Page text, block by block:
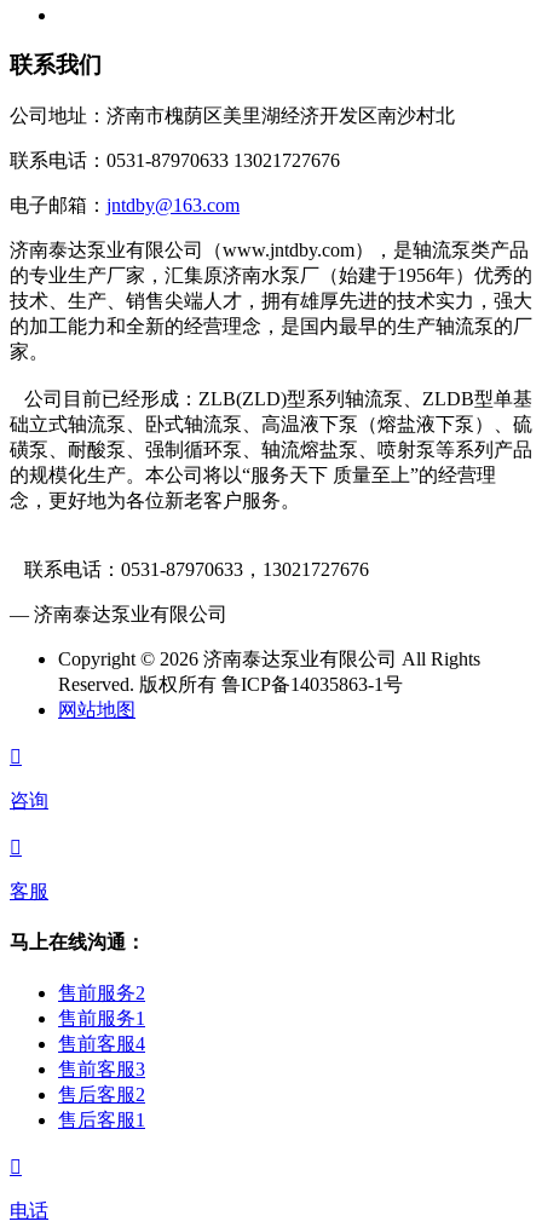
联系我们
公司地址：济南市槐荫区美里湖经济开发区南沙村北
联系电话：0531-87970633 13021727676
电子邮箱： jntdby@163.com
济南泰达泵业有限公司（www.jntdby.com），是轴流泵类产品
的专业生产厂家，汇集原济南水泵厂（始建于1956年）优秀的
技术、生产、销售尖端人才，拥有雄厚先进的技术实力，强大
的加工能力和全新的经营理念，是国内最早的生产轴流泵的厂
家。
公司目前已经形成：ZLB(ZLD)型系列轴流泵、ZLDB型单基
础立式轴流泵、卧式轴流泵、高温液下泵（熔盐液下泵）、硫
磺泵、耐酸泵、强制循环泵、轴流熔盐泵、喷射泵等系列产品
的规模化生产。本公司将以“服务天下 质量至上”的经营理
念，更好地为各位新老客户服务。
联系电话：0531-87970633，13021727676
— 济南泰达泵业有限公司
Copyright © 2026 济南泰达泵业有限公司 All Rights
Reserved. 版权所有 鲁ICP备14035863-1号
网站地图

咨询

客服
马上在线沟通：
售前服务2
售前服务1
售前客服4
售前客服3
售后客服2
售后客服1

电话